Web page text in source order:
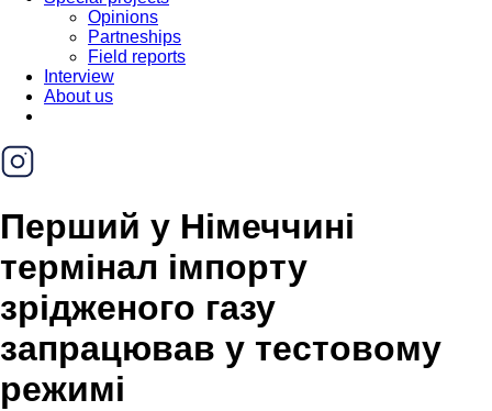
Opinions
Partneships
Field reports
Interview
About us
Перший у Німеччині
термінал імпорту
зрідженого газу
запрацював у тестовому
режимі